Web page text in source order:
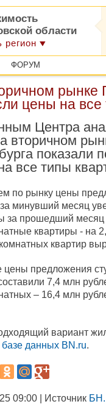
области
регион
ФОРУМ
рынке
цены на все
Центра
вторичном
показали
все типы
по рынку цены
минувший месяц
за прошедший
квартиры - на
квартир
предложения
7,4 млн
– 16,4 млн
вариант
базе данных BN.ru.
09:00 | Источник